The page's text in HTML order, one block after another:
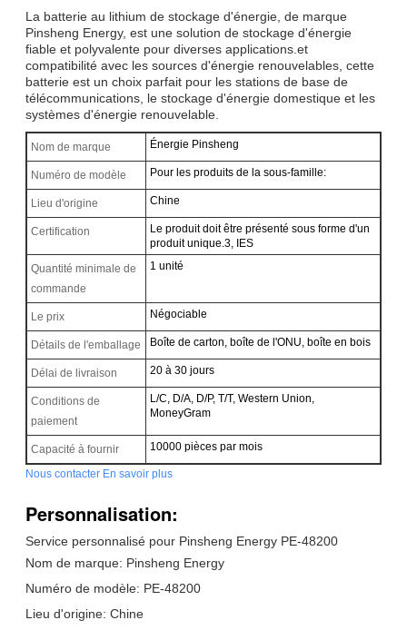
La batterie au lithium de stockage d'énergie, de marque
Pinsheng Energy, est une solution de stockage d'énergie
fiable et polyvalente pour diverses applications.et
compatibilité avec les sources d'énergie renouvelables, cette
batterie est un choix parfait pour les stations de base de
télécommunications, le stockage d'énergie domestique et les
systèmes d'énergie renouvelable.
Nom de marque Énergie Pinsheng
Numéro de modèle Pour les produits de la sous-famille:
Lieu d'origine Chine
Certification
Le produit doit être présenté sous forme d'un
produit unique.3, IES
Quantité minimale de
commande
1 unité
Le prix Négociable
Détails de l'emballage Boîte de carton, boîte de l'ONU, boîte en bois
Délai de livraison 20 à 30 jours
Conditions de
paiement
L/C, D/A, D/P, T/T, Western Union,
MoneyGram
Capacité à fournir 10000 pièces par mois
Nous contacter En savoir plus
Personnalisation:
Service personnalisé pour Pinsheng Energy PE-48200
Nom de marque: Pinsheng Energy
Numéro de modèle: PE-48200
Lieu d'origine: Chine